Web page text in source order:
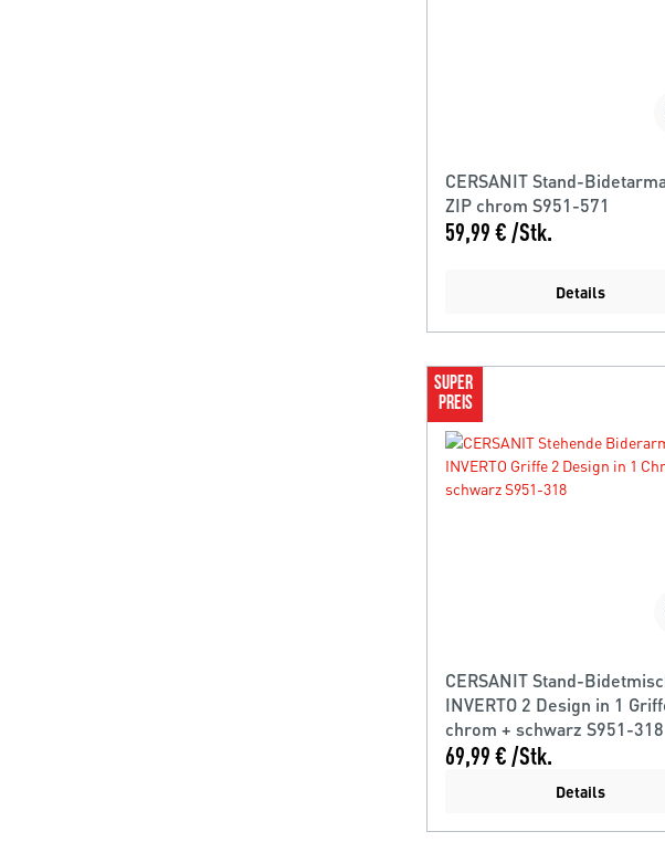
CERSANIT Stand-
ZIP chrom S951-571
59,99 € /Stk.
Details
SUPER
PREIS
CERSANIT Stand-
INVERTO 2 Design in 1
chrom + schwarz S951-318
69,99 € /Stk.
Details